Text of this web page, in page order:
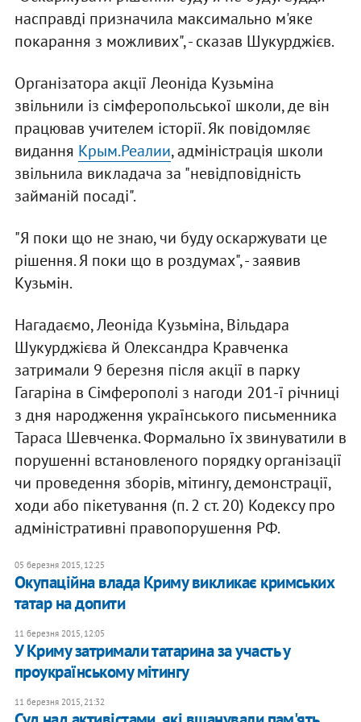
насправді призначила максимально м'яке
покарання з можливих", - сказав Шукурджієв.
Організатора акції Леоніда Кузьміна
звільнили із сімферопольської школи, де він
працював учителем історії. Як повідомляє
видання Крым.Реалии, адміністрація школи
звільнила викладача за "невідповідність
займаній посаді".
"Я поки що не знаю, чи буду оскаржувати це
рішення. Я поки що в роздумах", - заявив
Кузьмін.
Нагадаємо, Леоніда Кузьміна, Вільдара
Шукурджієва й Олександра Кравченка
затримали 9 березня після акції в парку
Гагаріна в Сімферополі з нагоди 201-ї річниці
з дня народження українського письменника
Тараса Шевченка. Формально їх звинуватили в
порушенні встановленого порядку організації
чи проведення зборів, мітингу, демонстрації,
ходи або пікетування (п. 2 ст. 20) Кодексу про
адміністративні правопорушення РФ.
05 березня 2015, 12:25
Окупаційна влада Криму викликає кримських
татар на допити
11 березня 2015, 12:05
У Криму затримали татарина за участь у
проукраїнському мітингу
11 березня 2015, 21:32